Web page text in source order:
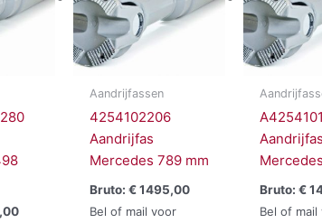
Aandrijfassen
4254102206
Aandrijfas
Mercedes 789 mm
Bruto: €1495,00
Bel of mail voor
Aandrijfas
Bruto: €
Bel of mail